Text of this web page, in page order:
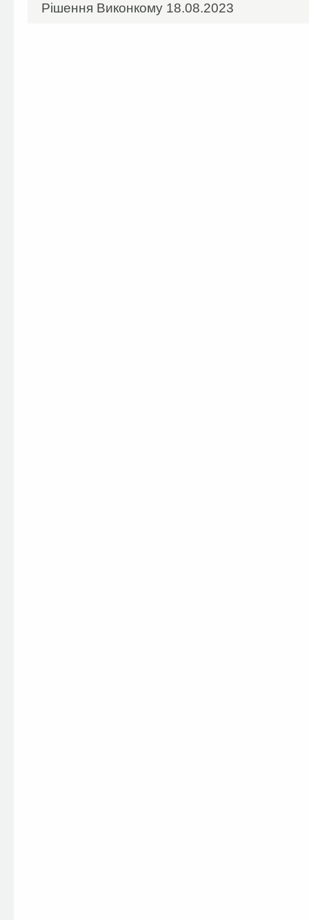
Рішення Виконкому 18.08.2023